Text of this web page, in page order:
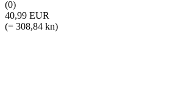
(0)
40,99 EUR
(= 308,84 kn)